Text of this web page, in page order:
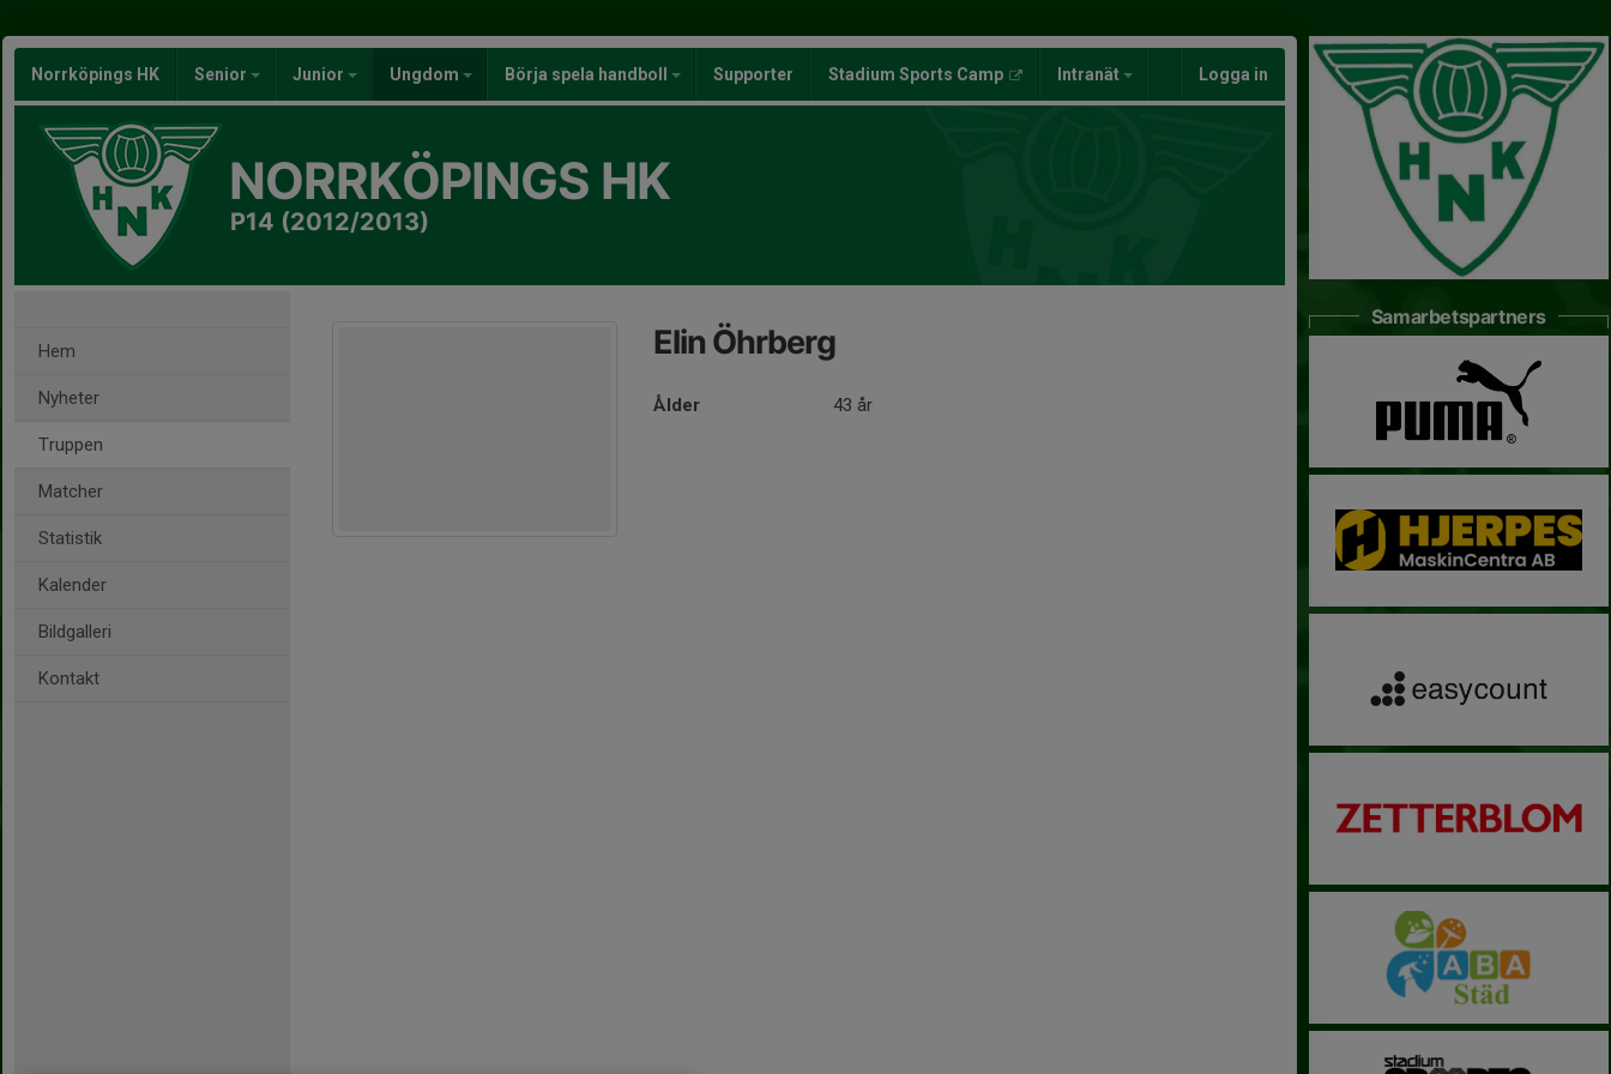
Norrköpings HK Senior Junior Ungdom Börja spela handboll Supporter Stadium Sports Camp Intranät Logga in
NORRKÖPINGS HK
P14 (2012/2013)
Hem
Nyheter
Truppen
Matcher
Statistik
Kalender
Bildgalleri
Kontakt
Elin Öhrberg
Ålder 43 år
Samarbetspartners